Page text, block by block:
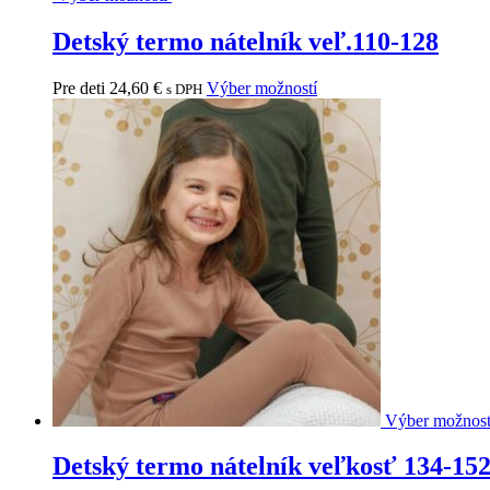
Detský termo nátelník veľ.110-128
Pre deti 24,60 € s DPH Výber možností
Výber
Detský termo nátelník veľkosť 134-152